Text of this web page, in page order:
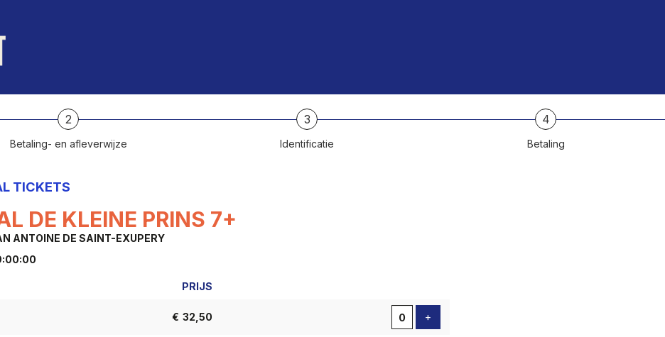
2
Betaling- en afleverwijze
3
Identificatie
4
Betaling
TICKETS
DE KLEINE PRINS 7+
ANTOINE DE SAINT-EXUPERY
PRIJS
€ 32,50 +